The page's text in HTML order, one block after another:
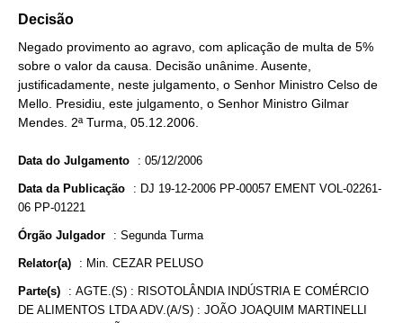
Decisão
Negado provimento ao agravo, com aplicação de multa de 5%
sobre o valor da causa. Decisão unânime. Ausente,
justificadamente, neste julgamento, o Senhor Ministro Celso de
Mello. Presidiu, este julgamento, o Senhor Ministro Gilmar
Mendes. 2ª Turma, 05.12.2006.
Data do Julgamento : 05/12/2006
Data da Publicação : DJ 19-12-2006 PP-00057 EMENT VOL-02261-
06 PP-01221
Órgão Julgador : Segunda Turma
Relator(a) : Min. CEZAR PELUSO
Parte(s) : AGTE.(S) : RISOTOLÂNDIA INDÚSTRIA E COMÉRCIO
DE ALIMENTOS LTDA ADV.(A/S) : JOÃO JOAQUIM MARTINELLI